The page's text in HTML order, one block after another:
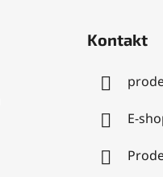
Kontakt
E-